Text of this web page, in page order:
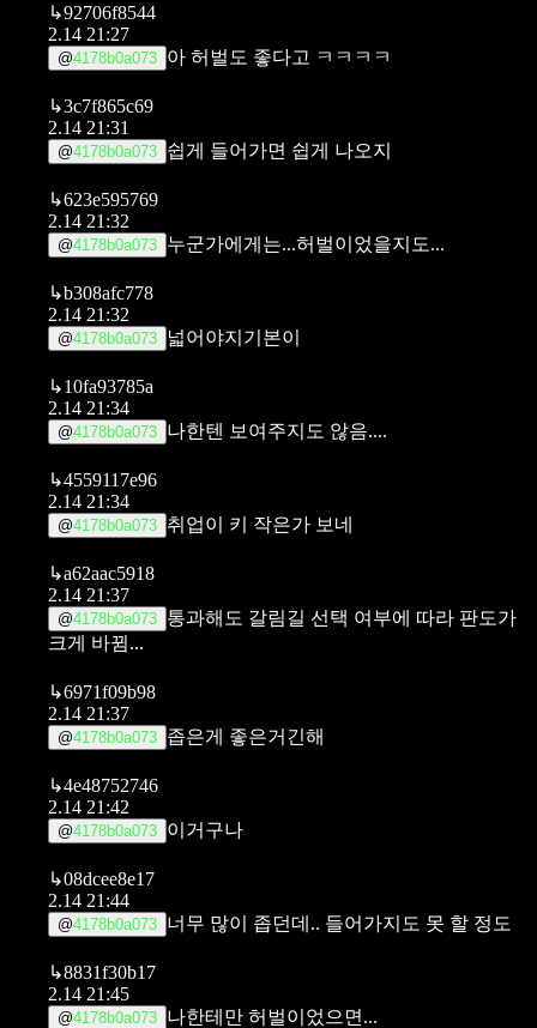
↳92706f8544
2.14 21:27
@4178b0a073 아 허벌도 좋다고 ㅋㅋㅋㅋ
↳3c7f865c69
2.14 21:31
@4178b0a073 쉽게 들어가면 쉽게 나오지
↳623e595769
2.14 21:32
@4178b0a073 누군가에게는...허벌이었을지도...
↳b308afc778
2.14 21:32
@4178b0a073 넓어야지기본이
↳10fa93785a
2.14 21:34
@4178b0a073 나한텐 보여주지도 않음....
↳4559117e96
2.14 21:34
@4178b0a073 취업이 키 작은가 보네
↳a62aac5918
2.14 21:37
@4178b0a073 통과해도 갈림길 선택 여부에 따라 판도가
크게 바뀜...
↳6971f09b98
2.14 21:37
@4178b0a073 좁은게 좋은거긴해
↳4e48752746
2.14 21:42
@4178b0a073 이거구나
↳08dcee8e17
2.14 21:44
@4178b0a073 너무 많이 좁던데.. 들어가지도 못 할 정도
↳8831f30b17
2.14 21:45
@4178b0a073 나한테만 허벌이었으면...